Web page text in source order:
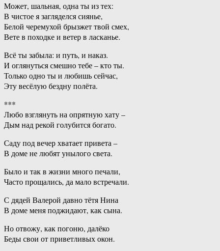
Может, шальная, одна ты из тех:
В чистое я загляделся сиянье,
Белой черемухой брызжет твой смех,
Вете в походке и ветер в ласканье.
Всё ты забыла: и путь, и наказ.
И оглянуться смешно тебе – кто ты.
Только одно ты и любишь сейчас,
Эту весёлую бездну полёта.
***
Любо взглянуть на опрятную хату –
Дым над рекой голубится богато.
Саду под вечер хватает привета –
В доме не любят унылого света.
Было и так в жизни много печали,
Часто прощались, да мало встречали.
С дядей Валерой давно тётя Нина
В доме меня поджидают, как сына.
Но отвожу, как погоню, далёко
Беды свои от приветливых окон.